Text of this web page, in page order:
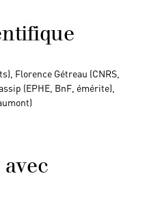
Florence Gétreau (CNRS,
(EPHE, BnF, émérite),